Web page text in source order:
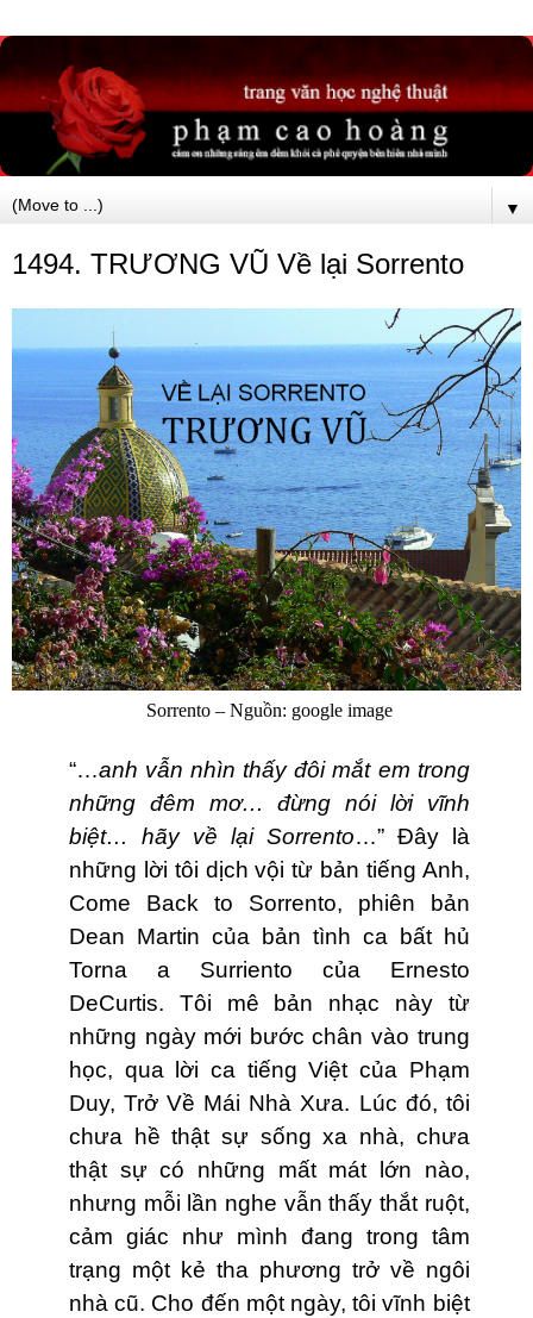
▼
1494. TRƯƠNG VŨ Về lại Sorrento
Sorrento – Nguồn: google image
“…anh vẫn nhìn thấy đôi mắt em trong
những đêm mơ… đừng nói lời vĩnh
biệt… hãy về lại Sorrento…” Đây là
những lời tôi dịch vội từ bản tiếng Anh,
Come Back to Sorrento, phiên bản
Dean Martin của bản tình ca bất hủ
Torna a Surriento của Ernesto
DeCurtis. Tôi mê bản nhạc này từ
những ngày mới bước chân vào trung
học, qua lời ca tiếng Việt của Phạm
Duy, Trở Về Mái Nhà Xưa. Lúc đó, tôi
chưa hề thật sự sống xa nhà, chưa
thật sự có những mất mát lớn nào,
nhưng mỗi lần nghe vẫn thấy thắt ruột,
cảm giác như mình đang trong tâm
trạng một kẻ tha phương trở về ngôi
nhà cũ. Cho đến một ngày, tôi vĩnh biệt